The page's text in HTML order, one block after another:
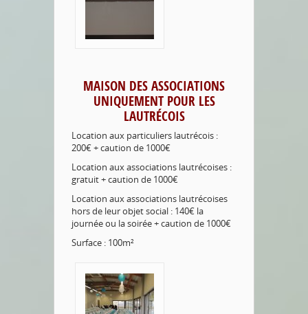
MAISON DES ASSOCIATIONS
UNIQUEMENT POUR LES
LAUTRÉCOIS
Location aux particuliers lautrécois :
200€ + caution de 1000€
Location aux associations lautrécoises :
gratuit + caution de 1000€
Location aux associations lautrécoises
hors de leur objet social : 140€ la
journée ou la soirée + caution de 1000€
Surface : 100m²